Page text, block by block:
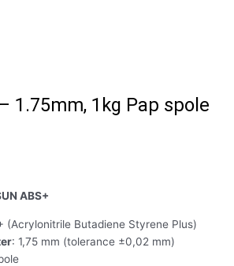
1.75mm, 1kg Pap spole
ABS+
(Acrylonitrile Butadiene Styrene Plus)
: 1,75 mm (tolerance ±0,02 mm)